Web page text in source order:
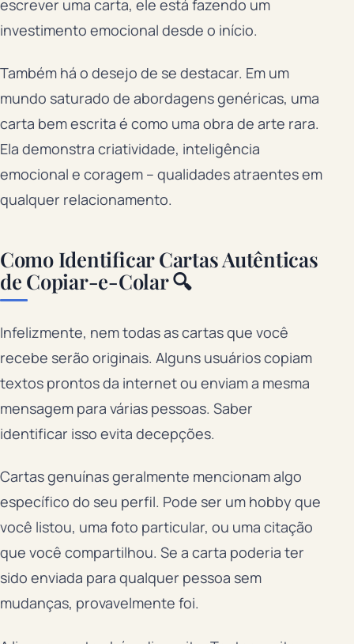
escrever uma carta, ele está fazendo um
investimento emocional desde o início.
Também há o desejo de se destacar. Em um
mundo saturado de abordagens genéricas, uma
carta bem escrita é como uma obra de arte rara.
Ela demonstra criatividade, inteligência
emocional e coragem – qualidades atraentes em
qualquer relacionamento.
Como Identificar Cartas Autênticas
de Copiar-e-Colar 🔍
Infelizmente, nem todas as cartas que você
recebe serão originais. Alguns usuários copiam
textos prontos da internet ou enviam a mesma
mensagem para várias pessoas. Saber
identificar isso evita decepções.
Cartas genuínas geralmente mencionam algo
específico do seu perfil. Pode ser um hobby que
você listou, uma foto particular, ou uma citação
que você compartilhou. Se a carta poderia ter
sido enviada para qualquer pessoa sem
mudanças, provavelmente foi.